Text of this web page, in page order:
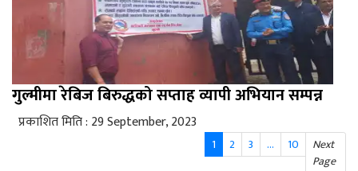
गुल्मीमा रेबिज बिरुद्धको सप्ताह व्यापी अभियान सम्पन्न
प्रकाशित मिति : 29 September, 2023
1 2 3 ... 10
Next
Page